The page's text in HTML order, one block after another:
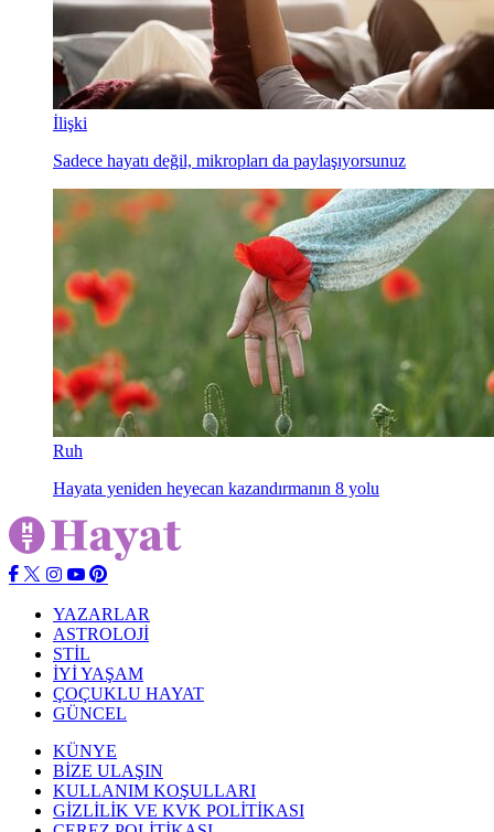
İlişki
Sadece hayatı değil, mikropları da paylaşıyorsunuz
Ruh
Hayata yeniden heyecan kazandırmanın 8 yolu
YAZARLAR
ASTROLOJİ
STİL
İYİ YAŞAM
ÇOÇUKLU HAYAT
GÜNCEL
KÜNYE
BİZE ULAŞIN
KULLANIM KOŞULLARI
GİZLİLİK VE KVK POLİTİKASI